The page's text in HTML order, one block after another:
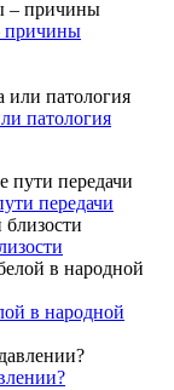
причины
патология
передачи
в народной